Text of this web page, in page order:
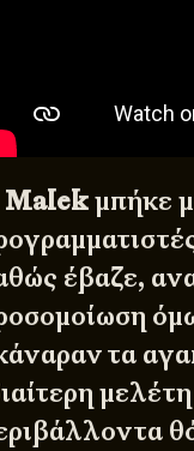
Malekμπήκε
έβαζε,
τα